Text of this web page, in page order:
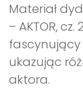
Materiał
– AKTOR,
ukazując
aktora.